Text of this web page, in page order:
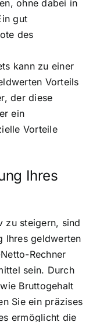
ohne dabei in
gut
des
kann zu einer
Vorteils
der diese
ein
Vorteile
Ihres
zu steigern, sind
Ihres geldwerten
Rechner
sein. Durch
Bruttogehalt
Sie ein präzises
ermöglicht die